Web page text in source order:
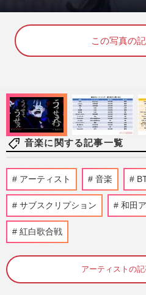
n
u
o
d
d
:
この写真の
音楽に関する記事一覧
Number_i、ア
契約も「成功
いハードル”
佐々木博之,『週刊女
動凍結”の真相
Perfumeが向
週刊女性2026年7月
アーティスト 音楽
サブスクリプション 和田
紅白歌合戦
アーティストの